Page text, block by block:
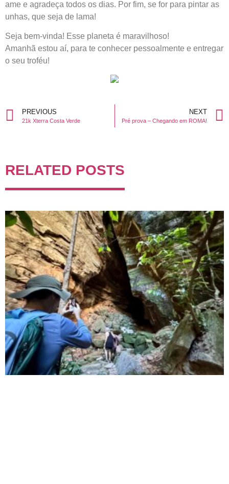
ame e agradeça todos os dias. Por fim, se for para pintar as
unhas, que seja de lama!
Seja bem-vinda! Esse planeta é maravilhoso!
Amanhã estou aí, para te conhecer pessoalmente e entregar
o seu troféu!
PREVIOUS
21k Xterra Costa Verde
NEXT
Pré prova – Chegando em ROMA!
RELATED POSTS